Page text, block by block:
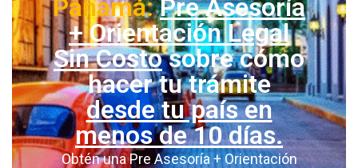
Panamá: Pre Asesoría
+ Orientación Legal
Sin Costosobre cómo
hacer tu trámite
desde tu país en
menos de 10 días.
Obtén una Pre Asesoría + Orientación